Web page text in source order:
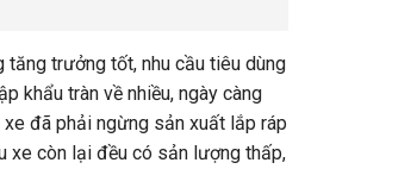
tăng trưởng tốt, nhu cầu tiêu dùng
khẩu tràn về nhiều, ngày càng
đã phải ngừng sản xuất lắp ráp
xe còn lại đều có sản lượng thấp,